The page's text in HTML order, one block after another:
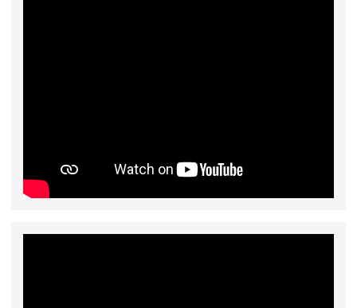
工車輛臨停」一案，請各位用路人留意
2026-07-17
公告
公告-115年桃園市運動會國小